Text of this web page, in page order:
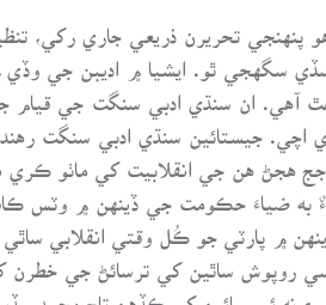
پنهنجي تحريرن ذريعي جاري رکي،
سگهجي ٿو. ايشيا ۾ اديبن جي وڏي
ان سنڌي ادبي سنگت جي قيام جو
اچي. جيستائين سنڌي ادبي سنگت
جج هجڻ هن جي انقلابيت کي ماٺو ڪري
به ضياءَ حڪومت جي ڏينهن ۾ وٽس
۾ پارٽي جو ڪُل وقتي انقلابي
روپوش ساٿين کي ترسائڻ جي خطرن
۽ نه ئي سائين کي ڪڏهن تاج محمد